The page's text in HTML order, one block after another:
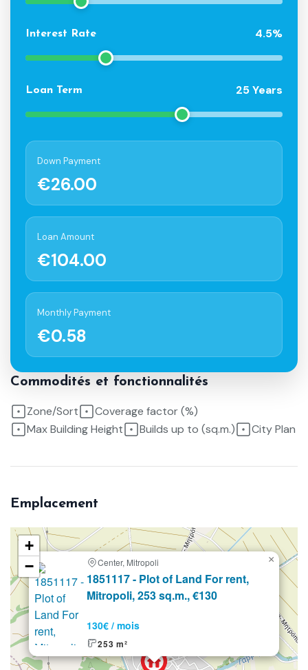
Interest Rate 4.5%
Loan Term 25 Years
Down Payment
€26.00
Loan Amount
€104.00
Monthly Payment
€0.58
Commodités et fonctionnalités
Zone/Sort
Coverage factor (%)
Max Building Height
Builds up to (sq.m.) City Plan
Emplacement
location
Center, Mitropoli
1851117 - Plot of Land For rent,
Mitropoli, 253 sq.m., €130
130€ / mois
253 m²
×
+
−